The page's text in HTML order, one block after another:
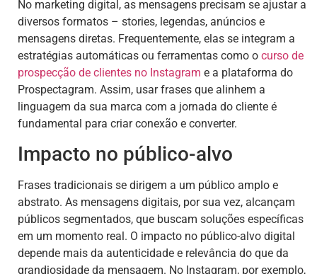
No marketing digital, as mensagens precisam se ajustar a
diversos formatos – stories, legendas, anúncios e
mensagens diretas. Frequentemente, elas se integram a
estratégias automáticas ou ferramentas como o curso de
prospecção de clientes no Instagram e a plataforma do
Prospectagram. Assim, usar frases que alinhem a
linguagem da sua marca com a jornada do cliente é
fundamental para criar conexão e converter.
Impacto no público-alvo
Frases tradicionais se dirigem a um público amplo e
abstrato. As mensagens digitais, por sua vez, alcançam
públicos segmentados, que buscam soluções específicas
em um momento real. O impacto no público-alvo digital
depende mais da autenticidade e relevância do que da
grandiosidade da mensagem. No Instagram, por exemplo,